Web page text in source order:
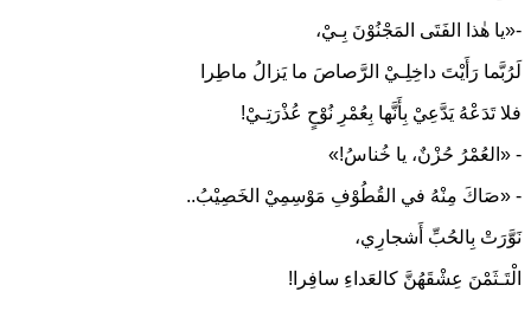
-«يا هٰذا الفَتَى المَجْنُوْنَ بِـيْ،
لَرُبَّما رَأَيْتَ داخِلِـيْ الرَّصاصَ ما يَزالُ ماطِرا
فلا تَدَعْهُ يَدَّعِيْ بِأَنَّها بِعُمْرِ نُوْحٍ عُذْرَتِـيْ!
- «العُمْرُ حُزْنٌ، يا خُناسُ!»
- «صَاكَ مِنْهُ في القُطُوْفِ مَوْسِمِيْ الخَصِيْبُ..
نَوَّرَتْ بِالحُبِّ أَشجارِي،
الْتَـثَمْنَ عِشْقَهُنَّ كالعَداءِ سافِرا!